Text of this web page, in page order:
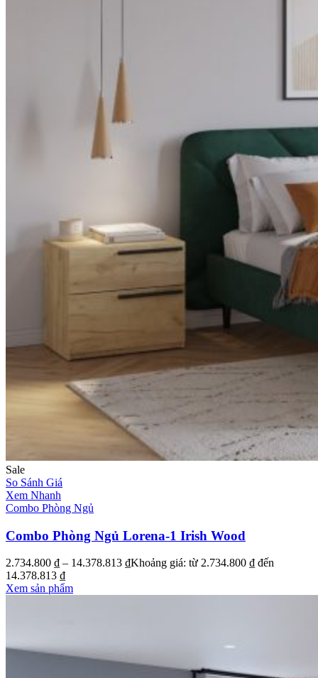
Sale
So Sánh Giá
Xem Nhanh
Combo Phòng Ngủ
Combo Phòng Ngủ Lorena-1 Irish Wood
2.734.800 ₫ – 14.378.813 ₫Khoảng giá: từ 2.734.800 ₫ đến
14.378.813 ₫
Xem sản phẩm